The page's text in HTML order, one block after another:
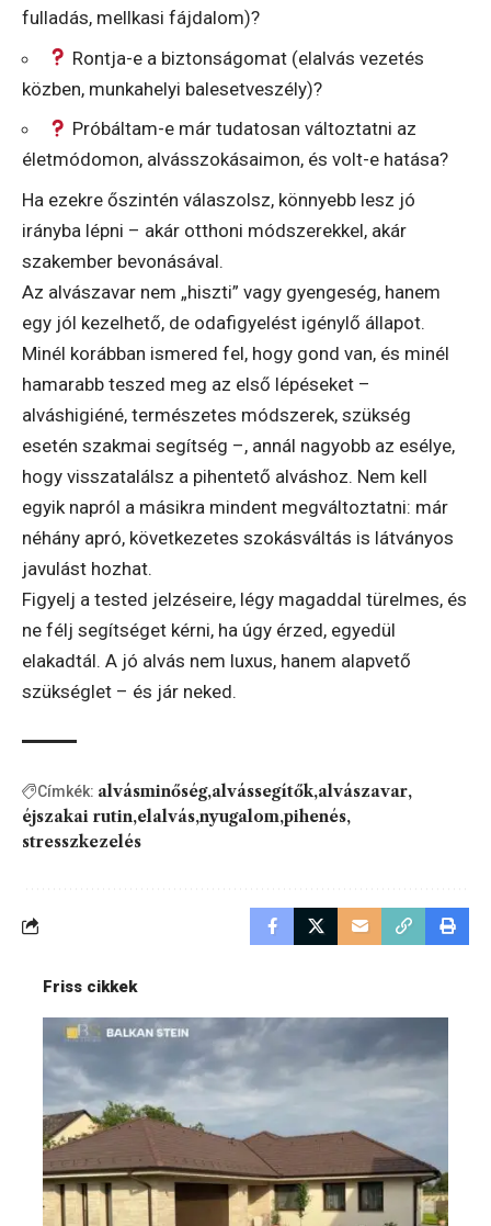
fulladás, mellkasi fájdalom)?
Rontja-e a biztonságomat (elalvás vezetés
közben, munkahelyi balesetveszély)?
Próbáltam-e már tudatosan változtatni az
életmódomon, alvásszokásaimon, és volt-e hatása?
Ha ezekre őszintén válaszolsz, könnyebb lesz jó
irányba lépni – akár otthoni módszerekkel, akár
szakember bevonásával.
Az alvászavar nem „hiszti” vagy gyengeség, hanem
egy jól kezelhető, de odafigyelést igénylő állapot.
Minél korábban ismered fel, hogy gond van, és minél
hamarabb teszed meg az első lépéseket –
alváshigiéné, természetes módszerek, szükség
esetén szakmai segítség –, annál nagyobb az esélye,
hogy visszatalálsz a pihentető alváshoz. Nem kell
egyik napról a másikra mindent megváltoztatni: már
néhány apró, következetes szokásváltás is látványos
javulást hozhat.
Figyelj a tested jelzéseire, légy magaddal türelmes, és
ne félj segítséget kérni, ha úgy érzed, egyedül
elakadtál. A jó alvás nem luxus, hanem alapvető
szükséglet – és jár neked.
Címkék: alvásminőség alvássegítők alvászavar
éjszakai rutin elalvás nyugalom pihenés
stresszkezelés
Friss cikkek